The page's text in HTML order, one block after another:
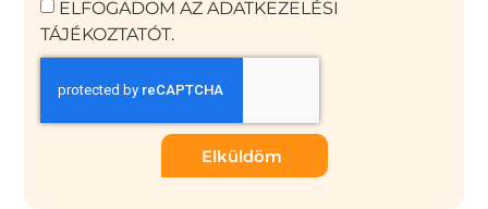
ELFOGADOM AZ ADATKEZELÉSI
TÁJÉKOZTATÓT.
Elküldöm